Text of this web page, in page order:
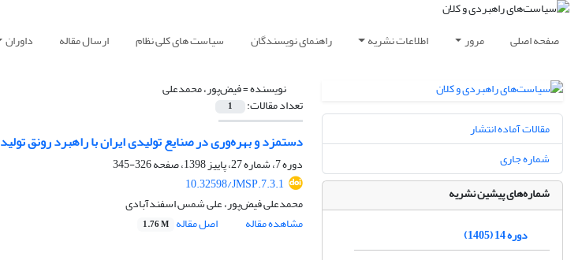
صفحه اصلی مرور اطلاعات نشریه راهنمای نویسندگان سیاست های کلی نظام ارسال مقاله داوران
نویسنده =فیض‌پور، محمدعلی
تعداد مقالات: 1
دستمزد و بهره‌وری در صنایع تولیدی ایران با راهبرد رونق تولید
دوره 7، شماره 27، پاییز 1398، صفحه
326-345
10.32598/JMSP.7.3.1
محمدعلی فیض‌پور، علی شمس اسفندآبادی
مشاهده مقاله
اصل مقاله 1.76 M
مقالات آماده انتشار
شماره جاری
شماره‌های پیشین نشریه
دوره 14 (1405)